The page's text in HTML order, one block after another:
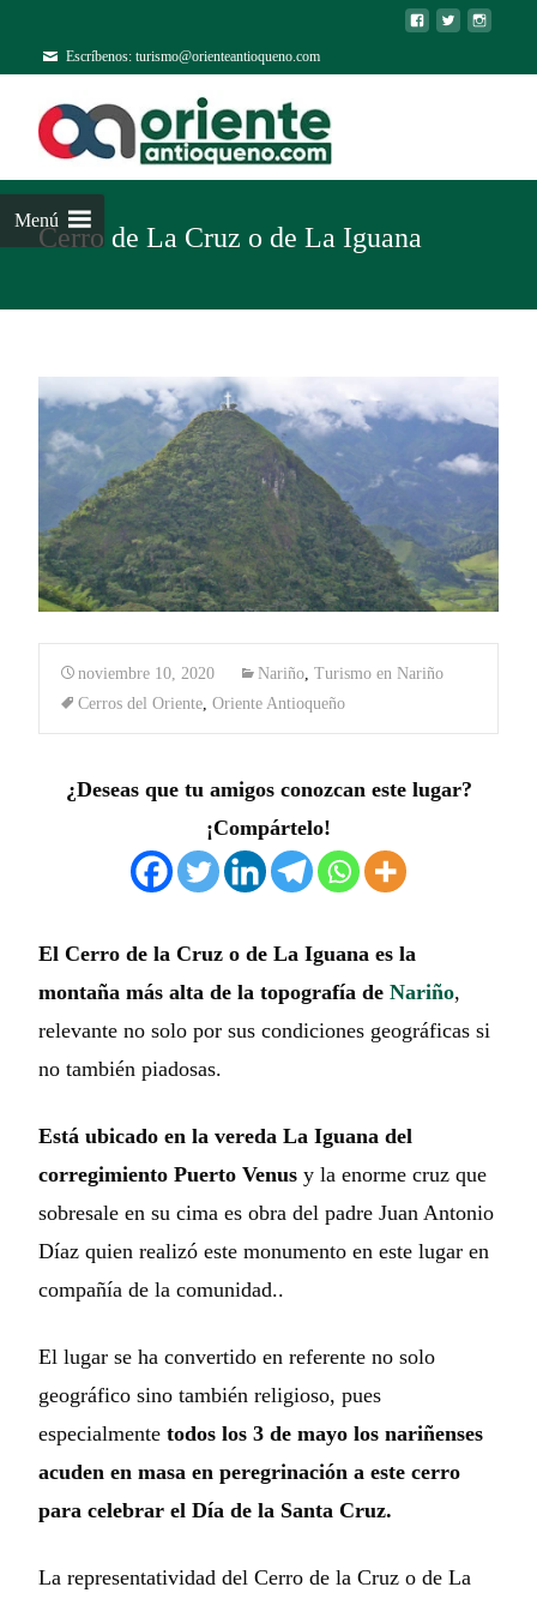
Escríbenos: turismo@orienteantioqueno.com
Menú
Cerro de La Cruz o de La Iguana
noviembre 10, 2020 Nariño, Turismo en Nariño
Cerros del Oriente, Oriente Antioqueño
¿Deseas que tu amigos conozcan este lugar?
¡Compártelo!
El Cerro de la Cruz o de La Iguana es la
montaña más alta de la topografía de Nariño,
relevante no solo por sus condiciones geográficas si
no también piadosas.
Está ubicado en la vereda La Iguana del
corregimiento Puerto Venus y la enorme cruz que
sobresale en su cima es obra del padre Juan Antonio
Díaz quien realizó este monumento en este lugar en
compañía de la comunidad..
El lugar se ha convertido en referente no solo
geográfico sino también religioso, pues
especialmente todos los 3 de mayo los nariñenses
acuden en masa en peregrinación a este cerro
para celebrar el Día de la Santa Cruz.
La representatividad del Cerro de la Cruz o de La